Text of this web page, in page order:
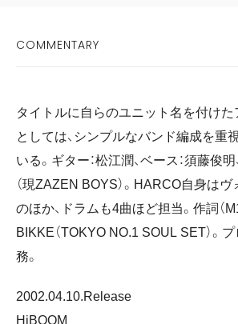
COMMENTARY
タイトルに自らのユニット名を付け
としては、シンプルなバンド編成を重
いる。ギター：松江潤、ベース：須藤俊
（現ZAZEN BOYS）。HARCO自身は
のほか、ドラムも4曲ほど担当。作詞（M1
BIKKE（TOKYO NO.1 SOUL SET）。
務。
2002.04.10.Release
HiBOOM
DOWNLOAD